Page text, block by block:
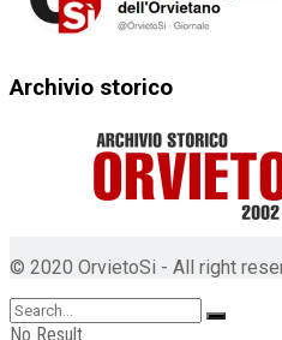
Archivio storico
© 2020 OrvietoSi - All right
No Result